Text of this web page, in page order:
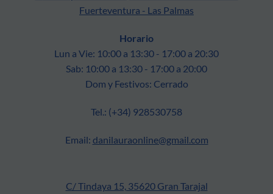
Fuerteventura - Las Palmas
Horario
Lun a Vie: 10:00 a 13:30 - 17:00 a 20:30
Sab: 10:00 a 13:30 - 17:00 a 20:00
Dom y Festivos: Cerrado
Tel.: (+34) 928530758
Email: danilauraonline@gmail.com
C/ Tindaya 15, 35620 Gran Tarajal